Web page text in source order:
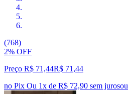
(768)
2% OFF
Preço R$ 71,44R$ 71 ,44
no Pix Ou 1x de R$ 72,90 sem jurosou